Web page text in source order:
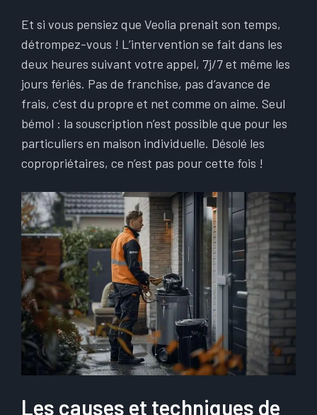
Et si vous pensiez que Veolia prenait son temps,
détrompez-vous ! L’intervention se fait dans les
deux heures suivant votre appel, 7j/7 et même les
jours fériés. Pas de franchise, pas d’avance de
frais, c’est du propre et net comme on aime. Seul
bémol : la souscription n’est possible que pour les
particuliers en maison individuelle. Désolé les
copropriétaires, ce n’est pas pour cette fois !
Les causes et techniques de